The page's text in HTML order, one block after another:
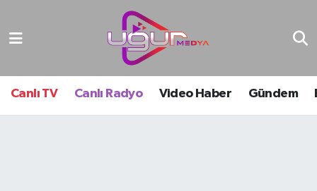
Canlı TV Canlı Radyo Video Haber Gündem
Nöbetçi Eczaneler
Hava Durumu